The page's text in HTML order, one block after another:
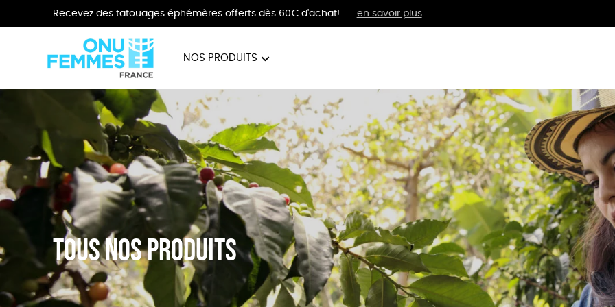
Recevez des tatouages éphémères offerts dès 60€ d'achat! en savoir plus
NOS PRODUITS
BIJOUX VÊTEMENTS BIEN-ÊTRE
Tous nos produits